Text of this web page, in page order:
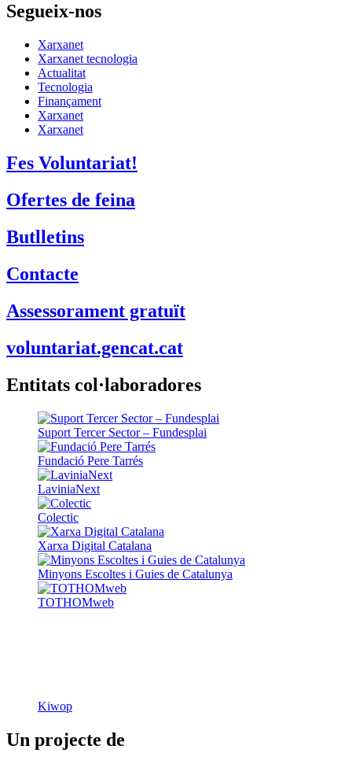
Segueix-nos
Xarxanet
Xarxanet tecnologia
Actualitat
Tecnologia
Finançament
Xarxanet
Xarxanet
Fes Voluntariat!
Ofertes de feina
Butlletins
Contacte
Assessorament gratuït
voluntariat.gencat.cat
Entitats col·laboradores
Suport Tercer Sector – Fundesplai
Fundació Pere Tarrés
LaviniaNext
Colectic
Xarxa Digital Catalana
Minyons Escoltes i Guies de Catalunya
TOTHOMweb
Kiwop
Un projecte de